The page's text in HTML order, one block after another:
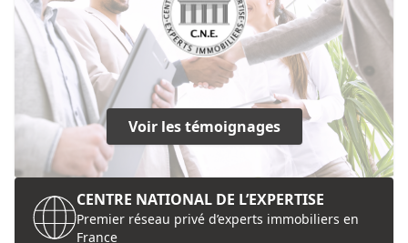
Voir les témoignages
CENTRE NATIONAL DE L’EXPERTISE
Premier réseau privé d’experts immobiliers en
France